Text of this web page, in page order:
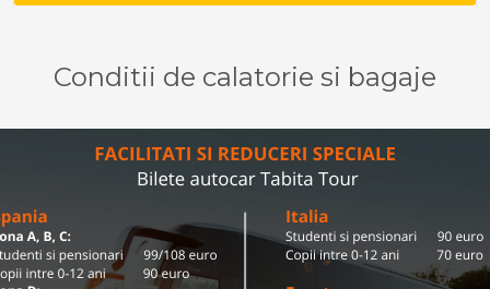
Conditii de calatorie si bagaje